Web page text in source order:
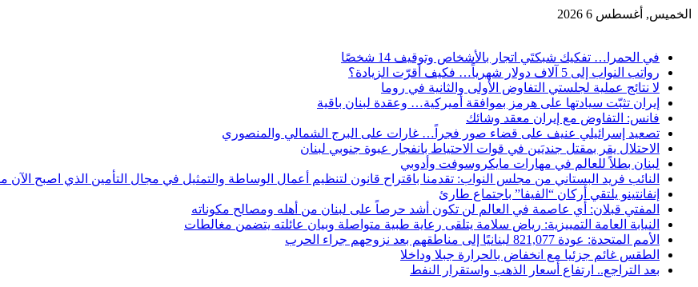
الخميس, أغسطس 6 2026
في الحمرا… تفكيك شبكتَي اتجار بالأشخاص وتوقيف 14 شخصًا
رواتب النواب إلى 5 آلاف دولار شهرياً… فكيف أقرّت الزيادة؟
لا نتائج عملية لجلستي التفاوض الأولى والثانية في روما
إيران تثبّت سيادتها على هرمز بموافقة أميركية… وعقدة لبنان باقية
فانس: التفاوض مع إيران معقد وشائك
تصعيد إسرائيلي عنيف على قضاء صور فجراً… غارات على البرج الشمالي والمنصوري
الاحتلال يقر بمقتل جنديَين في قوات الاحتياط بانفجار عبوة جنوبي لبنان
لبنان بطلاً للعالم في مهارات مايكروسوفت وأدوبي
النائب فريد البستاني من مجلس النواب: تقدمنا باقتراح قانون لتنظيم أعمال الوساطة والتمثيل في مجال التأمين الذي اصبح
إنفانتينو يلتقي أركان “الفيفا” باجتماع طارئ
المفتي قبلان: أي عاصمة في العالم لن تكون أشد حرصاً على لبنان من أهله ومصالح مكوناته
النيابة العامة التمييزية: رياض سلامة يتلقى رعاية طبية متواصلة وبيان عائلته يتضمن مغالطات
الأمم المتحدة: عودة 821,077 لبنانيًا إلى مناطقهم بعد نزوحهم جراء الحرب
الطقس غائم جزئيا مع انخفاض بالحرارة جبلا وداخلا
بعد التراجع.. ارتفاع أسعار الذهب واستقرار النفط